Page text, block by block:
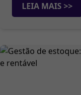
LEIA MAIS >>